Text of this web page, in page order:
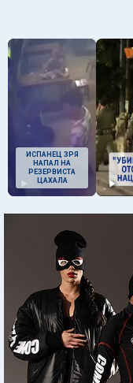
ИСПАНЕЦ ЗРЯ
НАПАЛ НА
РЕЗЕРВИСТА
ЦАХАЛА